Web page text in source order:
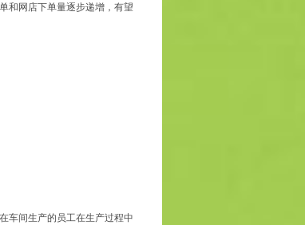
和网店下单量逐步递增，有望
车间生产的员工在生产过程中